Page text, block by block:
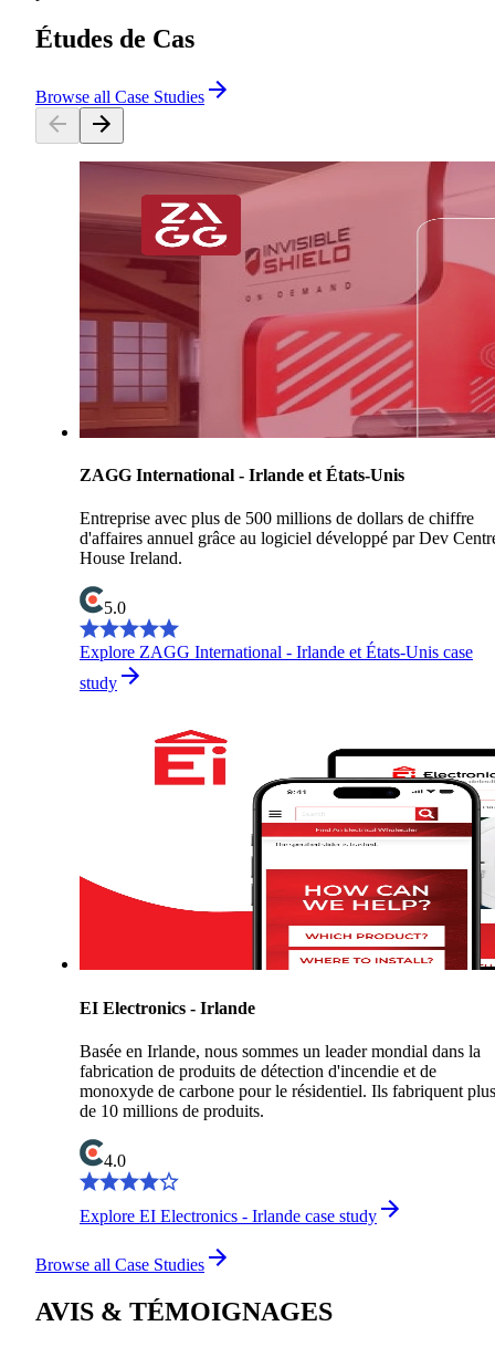
Études de Cas
Browse all Case Studies
ZAGG International - Irlande et États-Unis
Entreprise avec plus de 500 millions de dollars de chiffre
d'affaires annuel grâce au logiciel développé par Dev
House Ireland.
5.0
Explore ZAGG International - Irlande et États-Unis case
study
EI Electronics - Irlande
Basée en Irlande, nous sommes un leader mondial dans la
fabrication de produits de détection d'incendie et de
monoxyde de carbone pour le résidentiel. Ils fabriquent plus
de 10 millions de produits.
4.0
Explore EI Electronics - Irlande case study
Browse all Case Studies
AVIS & TÉMOIGNAGES